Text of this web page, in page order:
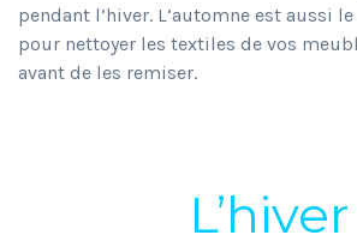
pendant l’hiver. L’automne est aussi
pour nettoyer les textiles de vos
avant de les remiser.
L’hiver